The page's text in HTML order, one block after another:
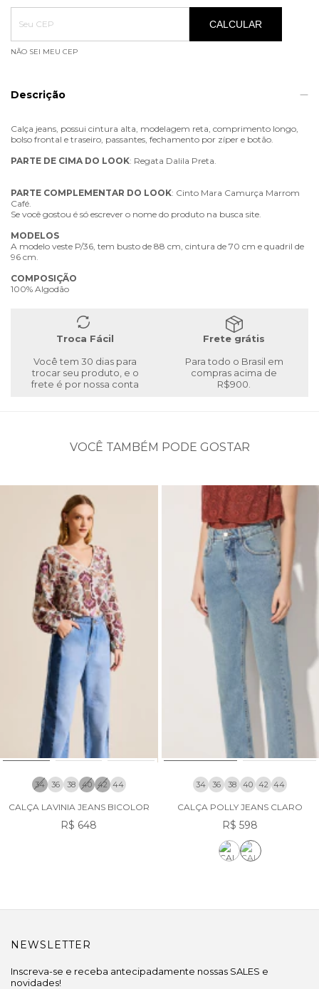
Entregas para o CEP:
ALTERAR CEP
CALCULAR
NÃO SEI MEU CEP
Descrição
Calça jeans, possui cintura alta, modelagem reta, comprimento longo,
bolso frontal e traseiro, passantes, fechamento por zíper e botão.
PARTE DE CIMA DO LOOK: Regata Dalila Preta.
PARTE COMPLEMENTAR DO LOOK: Cinto Mara Camurça Marrom
Café.
Se você gostou é só escrever o nome do produto na busca site.
MODELOS
A modelo veste P/36, tem busto de 88 cm, cintura de 70 cm e quadril de
96 cm.
COMPOSIÇÃO
100% Algodão
Troca Fácil
Você tem 30 dias para
trocar seu produto, e o
frete é por nossa conta
Frete grátis
Para todo o Brasil em
compras acima de
R$900.
VOCÊ TAMBÉM PODE GOSTAR
34 36 38 40 42 44
CALÇA LAVINIA JEANS BICOLOR
R$ 648
34 36 38 40 42 44
CALÇA POLLY JEANS CLARO
R$ 598
NEWSLETTER
Inscreva-se e receba antecipadamente nossas SALES e
novidades!